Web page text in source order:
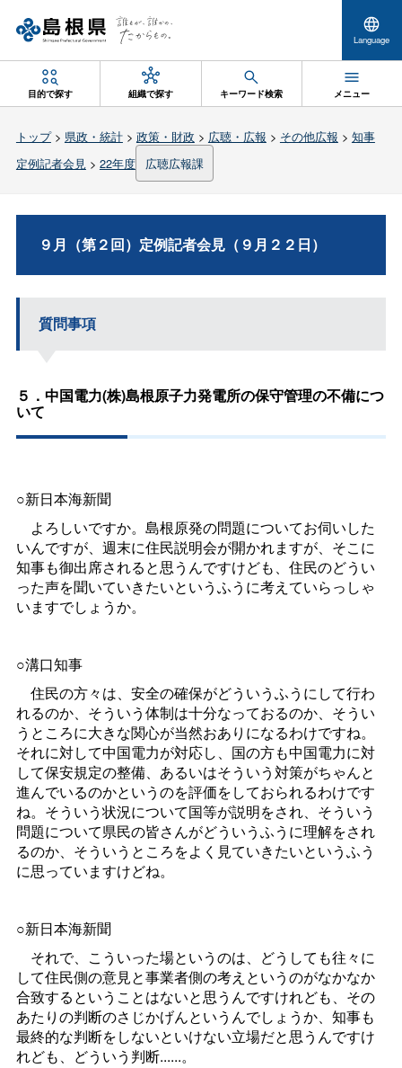
Language
目的で探す 組織で探す キーワード検索 メニュー
トップ> 県政・統計> 政策・財政 > 広聴・広報 > その他広報 > 知事
定例記者会見> 22年度 広聴広報課
９月（第２回）定例記者会見（９月２２日）
質問事項
５．中国電力(株)島根原子力発電所の保守管理の不備につ
いて
○新日本海新聞
よろしいですか。島根原発の問題についてお伺いした
いんですが、週末に住民説明会が開かれますが、そこに
知事も御出席されると思うんですけども、住民のどうい
った声を聞いていきたいというふうに考えていらっしゃ
いますでしょうか。
○溝口知事
住民の方々は、安全の確保がどういうふうにして行わ
れるのか、そういう体制は十分なっておるのか、そうい
うところに大きな関心が当然おありになるわけですね。
それに対して中国電力が対応し、国の方も中国電力に対
して保安規定の整備、あるいはそういう対策がちゃんと
進んでいるのかというのを評価をしておられるわけです
ね。そういう状況について国等が説明をされ、そういう
問題について県民の皆さんがどういうふうに理解をされ
るのか、そういうところをよく見ていきたいというふう
に思っていますけどね。
○新日本海新聞
それで、こういった場というのは、どうしても往々に
して住民側の意見と事業者側の考えというのがなかなか
合致するということはないと思うんですけれども、その
あたりの判断のさじかげんというんでしょうか、知事も
最終的な判断をしないといけない立場だと思うんですけ
れども、どういう判断......。